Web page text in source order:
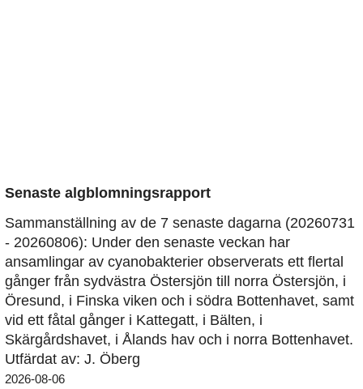
Senaste algblomningsrapport
Sammanställning av de 7 senaste dagarna (20260731
- 20260806): Under den senaste veckan har
ansamlingar av cyanobakterier observerats ett flertal
gånger från sydvästra Östersjön till norra Östersjön, i
Öresund, i Finska viken och i södra Bottenhavet, samt
vid ett fåtal gånger i Kattegatt, i Bälten, i
Skärgårdshavet, i Ålands hav och i norra Bottenhavet.
Utfärdat av: J. Öberg
2026-08-06